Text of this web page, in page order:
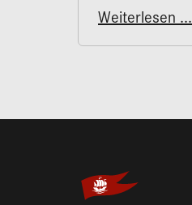
Weiterlesen ...